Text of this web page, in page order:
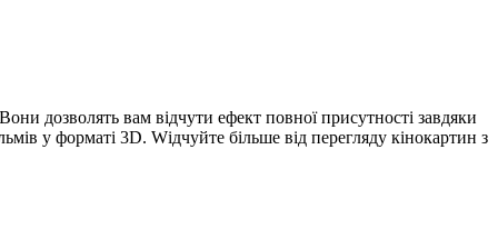
дозволять вам відчути ефект повної присутності завдяки
у форматі 3D. Wідчуйте більше від перегляду кінокартин з